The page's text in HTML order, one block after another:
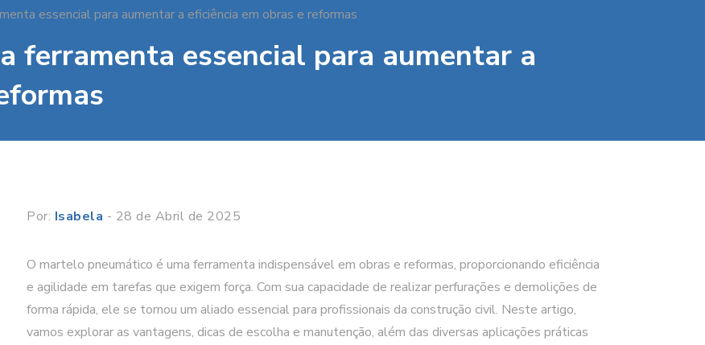
essencial para aumentar a eficiência em obras e reformas
ferramenta essencial para aumentar a
Por: Isabela - 28 de Abril de 2025
O martelo pneumático é uma ferramenta indispensável em obras e reformas, proporcionando eficiência
e agilidade em tarefas que exigem força. Com sua capacidade de realizar perfurações e demolições de
forma rápida, ele se tornou um aliado essencial para profissionais da construção civil. Neste artigo,
vamos explorar as vantagens, dicas de escolha e manutenção, além das diversas aplicações práticas